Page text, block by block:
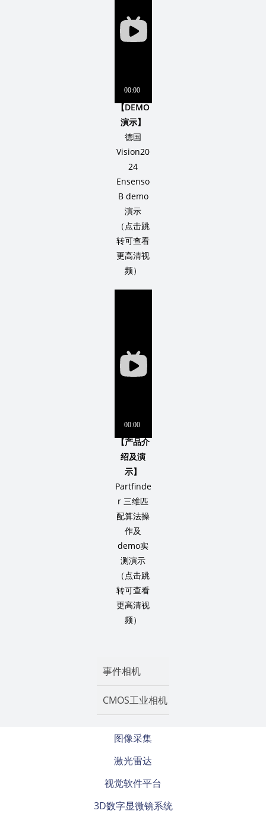
图像采集
激光雷达
视觉软件平台
3D数字显微镜系统
事件相机
CMOS工业相机
【DEMO
演示】
德国
Vision20
24
Ensenso
B demo
演示
（点击跳
转可查看
更高清视
频）
【产品介
绍及演
示】
Partfinde
r 三维匹
配算法操
作及
demo实
测演示
（点击跳
转可查看
更高清视
频）